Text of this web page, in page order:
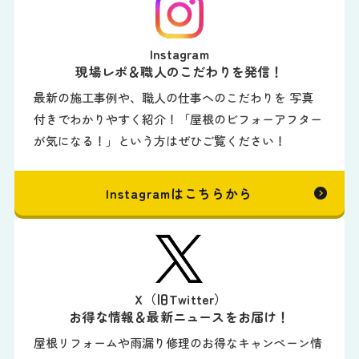
Instagram
現場レポ＆職人のこだわりを発信！
最新の施工事例や、職人の仕事へのこだわりを 写真
付きでわかりやすく紹介！「屋根のビフォーアフター
が気になる！」という方はぜひご覧ください！
Instagramはこちらから
X（旧Twitter）
お得な情報＆最新ニュースをお届け！
屋根リフォームや雨漏り修理のお得なキャンペーン情